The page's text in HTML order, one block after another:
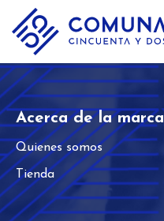
Ir al contenido
Acerca de la marca
Quienes somos
Tienda